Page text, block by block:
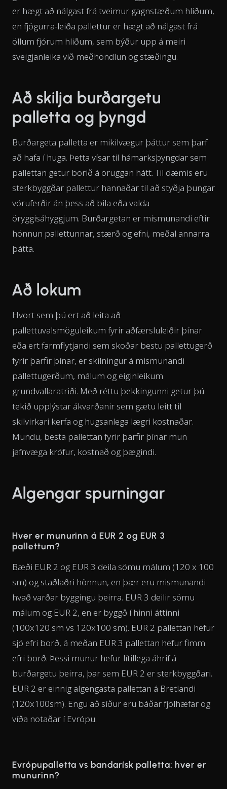
er hægt að nálgast frá tveimur gagnstæðum hliðum,
en fjögurra-leiða pallettur er hægt að nálgast frá
öllum fjórum hliðum, sem býður upp á meiri
sveigjanleika við meðhöndlun og stæðingu.
Að skilja burðargetu
palletta og þyngd
Burðargeta palletta er mikilvægur þáttur sem þarf
að hafa í huga. Þetta vísar til hámarksþyngdar sem
pallettan getur borið á öruggan hátt. Til dæmis eru
sterkbyggðar pallettur hannaðar til að styðja þungar
vöruferðir án þess að bila eða valda
öryggisáhyggjum. Burðargetan er mismunandi eftir
hönnun pallettunnar, stærð og efni, meðal annarra
þátta.
Að lokum
Hvort sem þú ert að leita að
pallettuvalsmöguleikum fyrir aðfærsluleiðir þínar
eða ert farmflytjandi sem skoðar bestu pallettugerð
fyrir þarfir þínar, er skilningur á mismunandi
pallettugerðum, málum og eiginleikum
grundvallaratriði. Með réttu þekkingunni getur þú
tekið upplýstar ákvarðanir sem gætu leitt til
skilvirkari kerfa og hugsanlega lægri kostnaðar.
Mundu, besta pallettan fyrir þarfir þínar mun
jafnvæga kröfur, kostnað og þægindi.
Algengar spurningar
Hver er munurinn á EUR 2 og EUR 3
pallettum?
Bæði EUR 2 og EUR 3 deila sömu málum (120 x 100
sm) og staðlaðri hönnun, en þær eru mismunandi
hvað varðar byggingu þeirra. EUR 3 deilir sömu
málum og EUR 2, en er byggð í hinni áttinni
(100x120 sm vs 120x100 sm). EUR 2 pallettan hefur
sjö efri borð, á meðan EUR 3 pallettan hefur fimm
efri borð. Þessi munur hefur lítillega áhrif á
burðargetu þeirra, þar sem EUR 2 er sterkbyggðari.
EUR 2 er einnig algengasta pallettan á Bretlandi
(120x100sm). Engu að síður eru báðar fjölhæfar og
víða notaðar í Evrópu.
Evrópupalletta vs bandarísk palletta: hver er
munurinn?